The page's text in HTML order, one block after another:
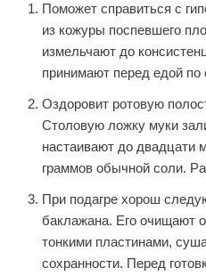
Поможет справиться с
из кожуры поспевшего
измельчают до
принимают перед едой по
Оздоровит ротовую
Столовую ложку муки
настаивают до двадцати
граммов обычной соли.
При подагре хорош
баклажана. Его очищают
тонкими пластинами,
сохранности. Перед